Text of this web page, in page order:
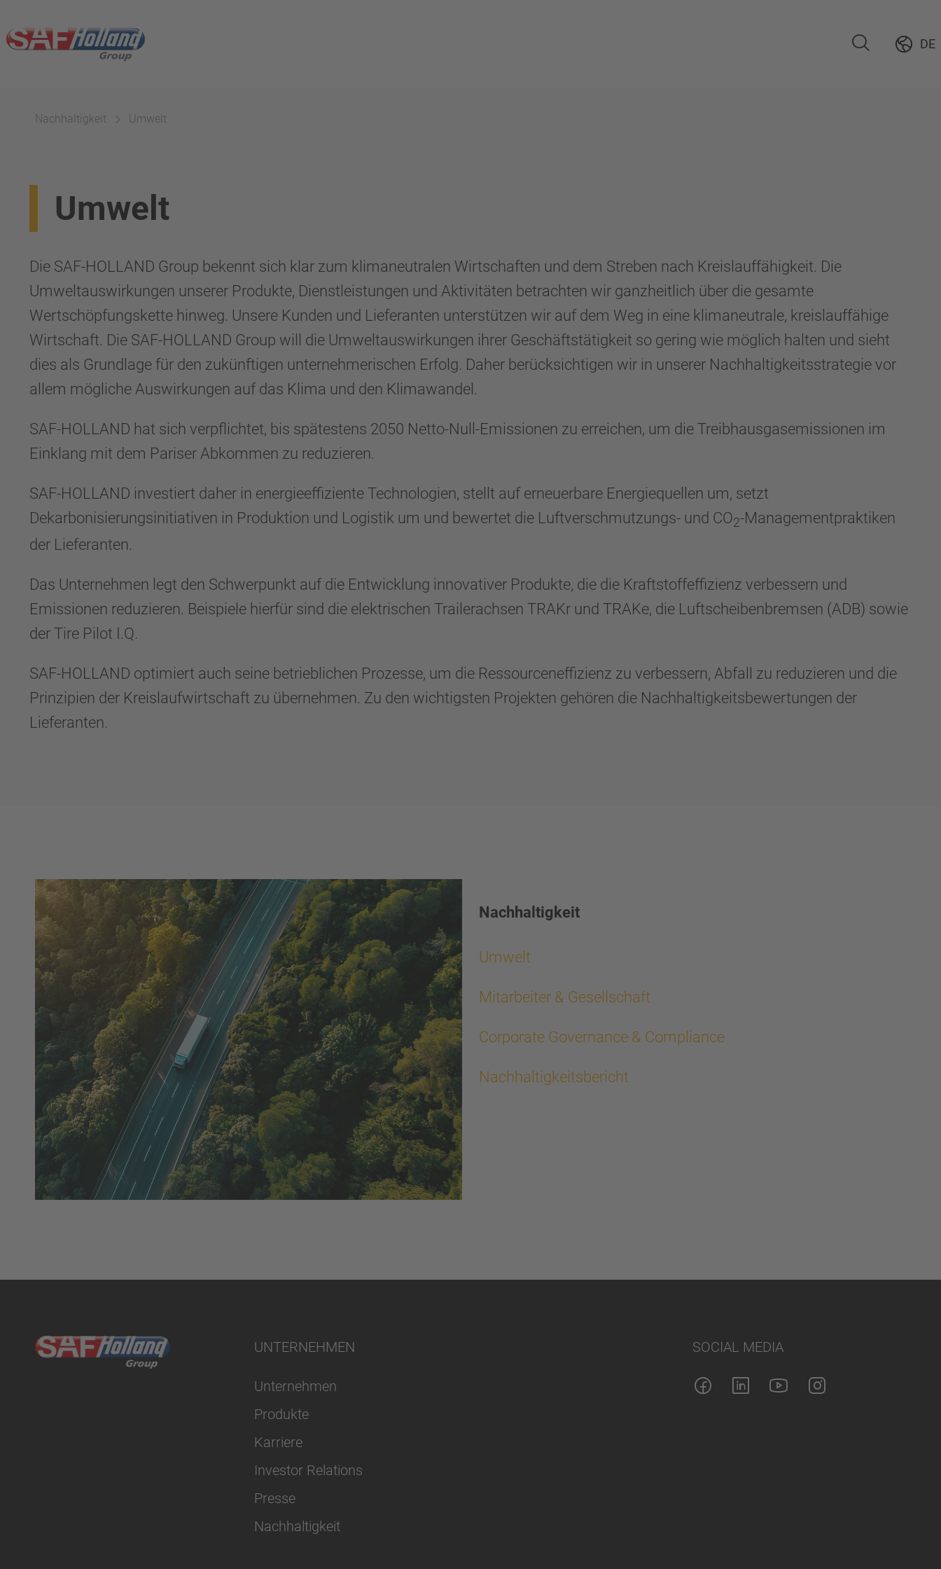
DE
Nachhaltigkeit Umwelt
Umwelt
Die SAF-HOLLAND Group bekennt sich klar zum klimaneutralen Wirtschaften und dem Streben nach Kreislauffähigkeit. Die
Umweltauswirkungen unserer Produkte, Dienstleistungen und Aktivitäten betrachten wir ganzheitlich über die gesamte
Wertschöpfungskette hinweg. Unsere Kunden und Lieferanten unterstützen wir auf dem Weg in eine klimaneutrale, kreislauffähige
Wirtschaft. Die SAF-HOLLAND Group will die Umweltauswirkungen ihrer Geschäftstätigkeit so gering wie möglich halten und sieht
dies als Grundlage für den zukünftigen unternehmerischen Erfolg. Daher berücksichtigen wir in unserer Nachhaltigkeitsstrategie vor
allem mögliche Auswirkungen auf das Klima und den Klimawandel.
SAF-HOLLAND hat sich verpflichtet, bis spätestens 2050 Netto-Null-Emissionen zu erreichen, um die Treibhausgasemissionen im
Einklang mit dem Pariser Abkommen zu reduzieren.
SAF-HOLLAND investiert daher in energieeffiziente Technologien, stellt auf erneuerbare Energiequellen um, setzt
Dekarbonisierungsinitiativen in Produktion und Logistik um und bewertet die Luftverschmutzungs- und CO2-Managementpraktiken
der Lieferanten.
Das Unternehmen legt den Schwerpunkt auf die Entwicklung innovativer Produkte, die die Kraftstoffeffizienz verbessern und
Emissionen reduzieren. Beispiele hierfür sind die elektrischen Trailerachsen TRAKr und TRAKe, die Luftscheibenbremsen (ADB) sowie
der Tire Pilot I.Q.
SAF-HOLLAND optimiert auch seine betrieblichen Prozesse, um die Ressourceneffizienz zu verbessern, Abfall zu reduzieren und die
Prinzipien der Kreislaufwirtschaft zu übernehmen. Zu den wichtigsten Projekten gehören die Nachhaltigkeitsbewertungen der
Lieferanten.
Nachhaltigkeit
Umwelt
Mitarbeiter & Gesellschaft
Corporate Governance & Compliance
Nachhaltigkeitsbericht
UNTERNEHMEN
Unternehmen
Produkte
Karriere
Investor Relations
Presse
Nachhaltigkeit
SOCIAL MEDIA